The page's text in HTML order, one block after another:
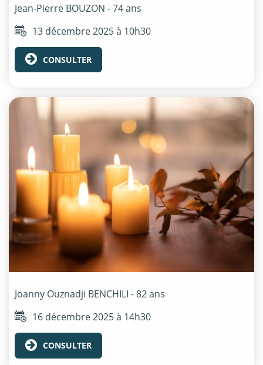
Jean-Pierre BOUZON - 74 ans
13 décembre 2025 à 10h30
CONSULTER
Joanny Ouznadji BENCHILI - 82 ans
16 décembre 2025 à 14h30
CONSULTER